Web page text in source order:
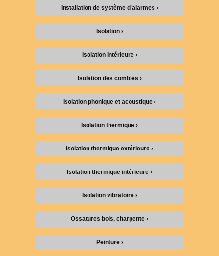
Installation de système d'alarmes ›
Isolation ›
Isolation Intérieure ›
Isolation des combles ›
Isolation phonique et acoustique ›
Isolation thermique ›
Isolation thermique extérieure ›
Isolation thermique intérieure ›
Isolation vibratoire ›
Ossatures bois, charpente ›
Peinture ›